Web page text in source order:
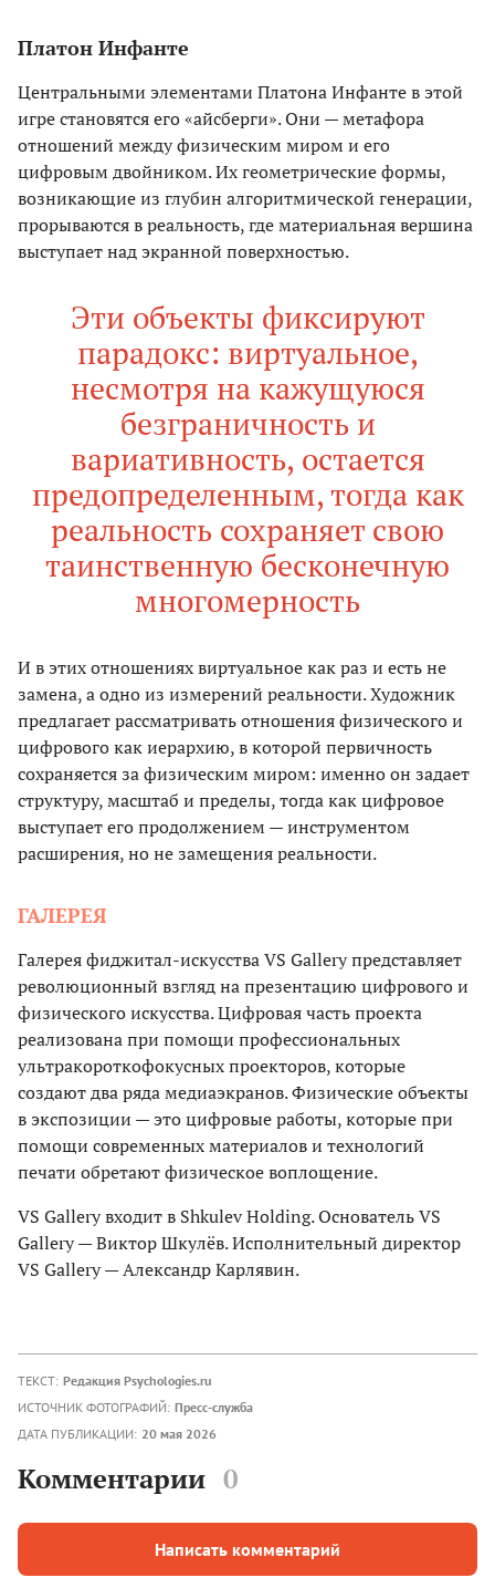
Платон Инфанте
Центральными элементами Платона Инфанте в этой
игре становятся его «айсберги». Они — метафора
отношений между физическим миром и его
цифровым двойником. Их геометрические формы,
возникающие из глубин алгоритмической генерации,
прорываются в реальность, где материальная вершина
выступает над экранной поверхностью.
Эти объекты фиксируют
парадокс: виртуальное,
несмотря на кажущуюся
безграничность и
вариативность, остается
предопределенным, тогда как
реальность сохраняет свою
таинственную бесконечную
многомерность
И в этих отношениях виртуальное как раз и есть не
замена, а одно из измерений реальности. Художник
предлагает рассматривать отношения физического и
цифрового как иерархию, в которой первичность
сохраняется за физическим миром: именно он задает
структуру, масштаб и пределы, тогда как цифровое
выступает его продолжением — инструментом
расширения, но не замещения реальности.
ГАЛЕРЕЯ
Галерея фиджитал-искусства VS Gallery представляет
революционный взгляд на презентацию цифрового и
физического искусства. Цифровая часть проекта
реализована при помощи профессиональных
ультракороткофокусных проекторов, которые
создают два ряда медиаэкранов. Физические объекты
в экспозиции — это цифровые работы, которые при
помощи современных материалов и технологий
печати обретают физическое воплощение.
VS Gallery входит в Shkulev Holding. Основатель VS
Gallery — Виктор Шкулёв. Исполнительный директор
VS Gallery — Александр Карлявин.
ТЕКСТ: Редакция Psychologies.ru
ИСТОЧНИК ФОТОГРАФИЙ: Пресс-служба
ДАТА ПУБЛИКАЦИИ: 20 мая 2026
Комментарии 0
Написать комментарий